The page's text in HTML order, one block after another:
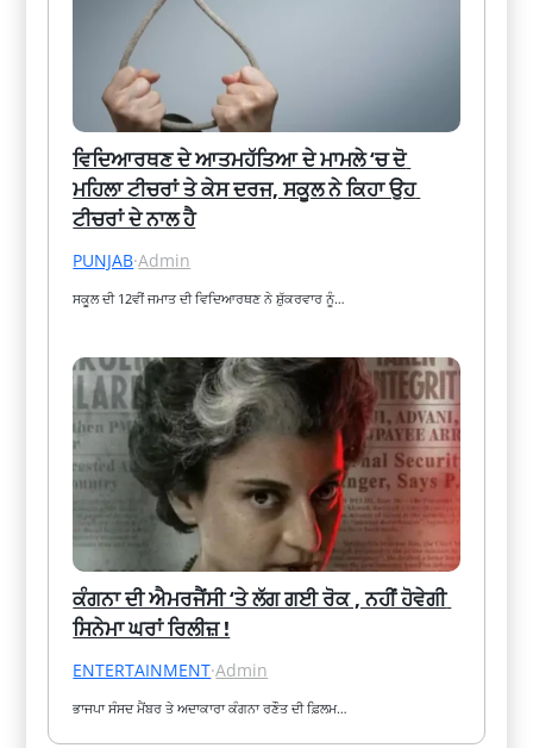
ਵਿਦਿਆਰਥਣ ਦੇ ਆਤਮਹੱਤਿਆ ਦੇ ਮਾਮਲੇ ‘ਚ ਦੋ
ਮਹਿਲਾ ਟੀਚਰਾਂ ਤੇ ਕੇਸ ਦਰਜ, ਸਕੂਲ ਨੇ ਕਿਹਾ ਉਹ
ਟੀਚਰਾਂ ਦੇ ਨਾਲ ਹੈ
PUNJAB·Admin
ਸਕੂਲ ਦੀ 12ਵੀਂ ਜਮਾਤ ਦੀ ਵਿਦਿਆਰਥਣ ਨੇ ਸ਼ੁੱਕਰਵਾਰ ਨੂੰ…
ਕੰਗਨਾ ਦੀ ਐਮਰਜੈਂਸੀ ‘ਤੇ ਲੱਗ ਗਈ ਰੋਕ , ਨਹੀਂ ਹੋਵੇਗੀ
ਸਿਨੇਮਾ ਘਰਾਂ ਰਿਲੀਜ਼ !
ENTERTAINMENT·Admin
ਭਾਜਪਾ ਸੰਸਦ ਮੈਂਬਰ ਤੇ ਅਦਾਕਾਰਾ ਕੰਗਨਾ ਰਣੌਤ ਦੀ ਫ਼ਿਲਮ…